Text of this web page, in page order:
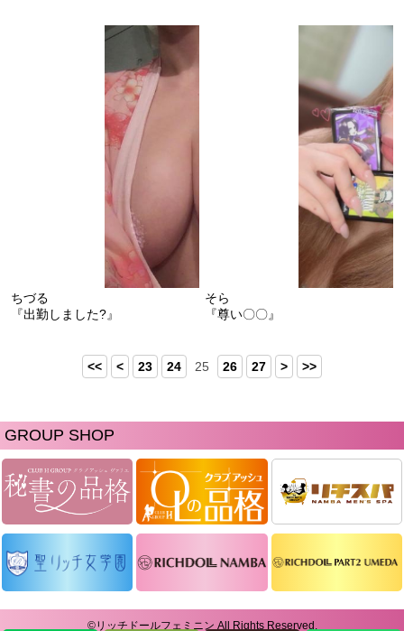
ちづる
『出勤しました?』
そら
『尊い〇〇』
<< < 23 24 25 26 27 > >>
GROUP SHOP
©リッチドールフェミニン All Rights Reserved.